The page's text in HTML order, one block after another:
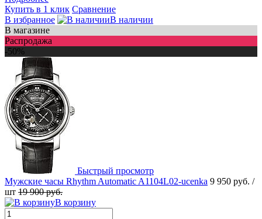
Купить в 1 клик Сравнение
В избранное
В наличии
В магазине
Распродажа
-50%
Быстрый просмотр
Мужские часы Rhythm Automatic A1104L02-ucenka 9 950 руб. /
шт 19 900 руб.
В корзину